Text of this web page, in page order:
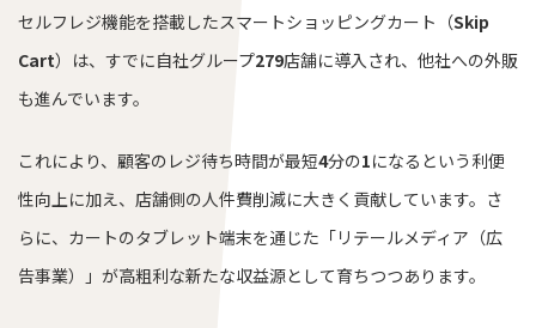
セルフレジ機能を搭載したスマートショッピングカート（Skip
Cart）は、すでに自社グループ279店舗に導入され、他社への外販
も進んでいます。
これにより、顧客のレジ待ち時間が最短4分の1になるという利便
性向上に加え、店舗側の人件費削減に大きく貢献しています。さ
らに、カートのタブレット端末を通じた「リテールメディア（広
告事業）」が高粗利な新たな収益源として育ちつつあります。